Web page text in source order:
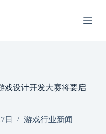
戏设计开发大赛将要启
日 游戏行业新闻